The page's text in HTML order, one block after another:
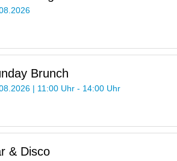
Brunch
| 11:00 Uhr - 14:00 Uhr
& Disco